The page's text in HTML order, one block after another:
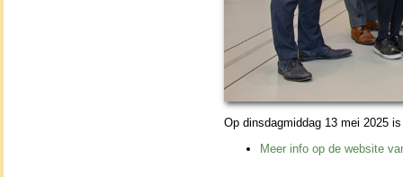
Op dins­dag­mid­dag 13 mei 2025
Meer info op de web­si­te